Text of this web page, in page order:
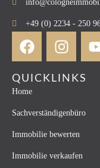
+49 (0) 2234 - 250
QUICKLINKS
Home
Sachverständigenbüro
Immobilie bewerten
Immobilie verkaufen